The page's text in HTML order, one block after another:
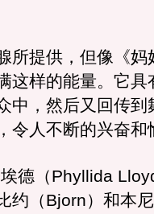
提供，但像《妈
这样的能量。它具
中，然后又回传到
令人不断的兴奋和
德（Phyllida
约（Bjorn）和本